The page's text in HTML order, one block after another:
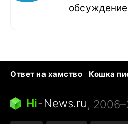
Ответ на хамство
Кошка
Тунцы в океанариуме
Ядовитые пауки России
Открытие в Google Maps
Hi-News.ru,